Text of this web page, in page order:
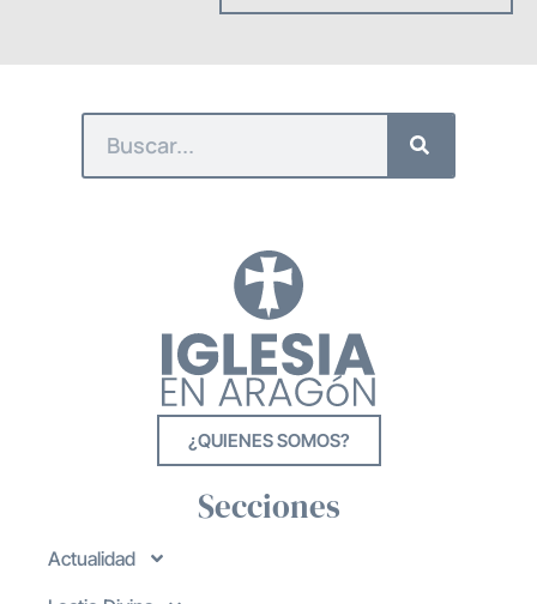
¿QUIENES SOMOS?
Secciones
Actualidad